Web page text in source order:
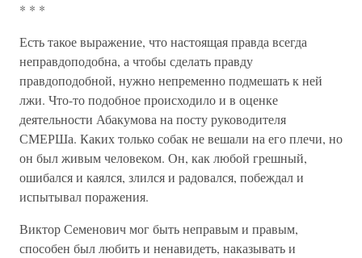
* * *
Есть такое выражение, что настоящая правда всегда
неправдоподобна, а чтобы сделать правду
правдоподобной, нужно непременно подмешать к ней
лжи. Что-то подобное происходило и в оценке
деятельности Абакумова на посту руководителя
СМЕРШа. Каких только собак не вешали на его плечи, но
он был живым человеком. Он, как любой грешный,
ошибался и каялся, злился и радовался, побеждал и
испытывал поражения.
Виктор Семенович мог быть неправым и правым,
способен был любить и ненавидеть, наказывать и